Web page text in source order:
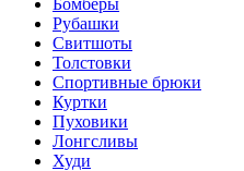
Бомберы
Рубашки
Свитшоты
Толстовки
Спортивные брюки
Куртки
Пуховики
Лонгсливы
Худи